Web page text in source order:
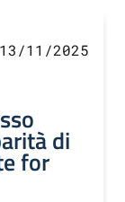
13/11/2025
di
for